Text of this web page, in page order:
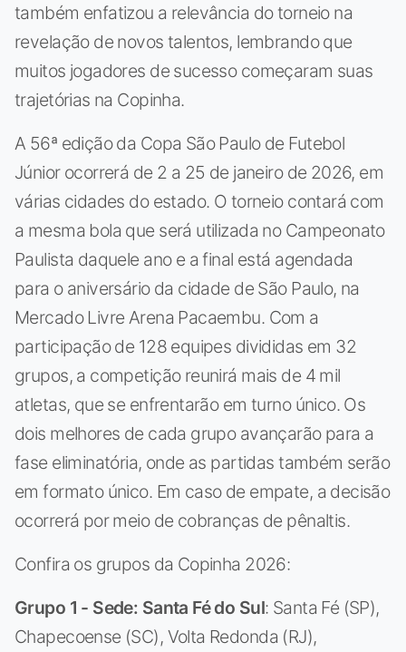
também enfatizou a relevância do torneio na
revelação de novos talentos, lembrando que
muitos jogadores de sucesso começaram suas
trajetórias na Copinha.
A 56ª edição da Copa São Paulo de Futebol
Júnior ocorrerá de 2 a 25 de janeiro de 2026, em
várias cidades do estado. O torneio contará com
a mesma bola que será utilizada no Campeonato
Paulista daquele ano e a final está agendada
para o aniversário da cidade de São Paulo, na
Mercado Livre Arena Pacaembu. Com a
participação de 128 equipes divididas em 32
grupos, a competição reunirá mais de 4 mil
atletas, que se enfrentarão em turno único. Os
dois melhores de cada grupo avançarão para a
fase eliminatória, onde as partidas também serão
em formato único. Em caso de empate, a decisão
ocorrerá por meio de cobranças de pênaltis.
Confira os grupos da Copinha 2026:
Grupo 1 - Sede: Santa Fé do Sul: Santa Fé (SP),
Chapecoense (SC), Volta Redonda (RJ),